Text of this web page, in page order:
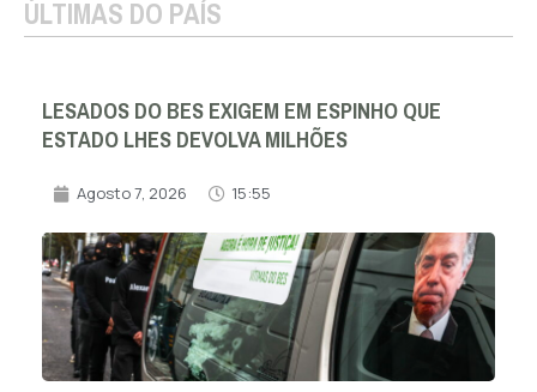
ÚLTIMAS DO PAÍS
LESADOS DO BES EXIGEM EM ESPINHO QUE
ESTADO LHES DEVOLVA MILHÕES
Agosto 7, 2026 15:55